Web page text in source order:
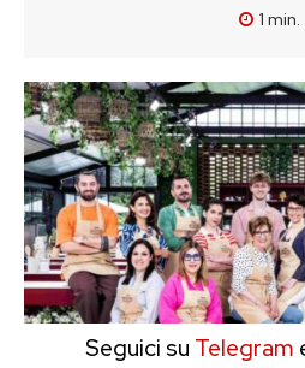
1 min.
Seguici su Telegram